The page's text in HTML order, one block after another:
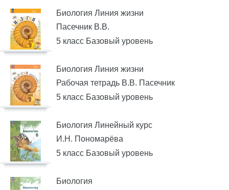
Биология Линия жизни
Пасечник В.В.
5 класс Базовый уровень
Биология Линия жизни
Рабочая тетрадь В.В. Пасечник
5 класс Базовый уровень
Биология Линейный курс
И.Н. Пономарёва
5 класс Базовый уровень
Биология